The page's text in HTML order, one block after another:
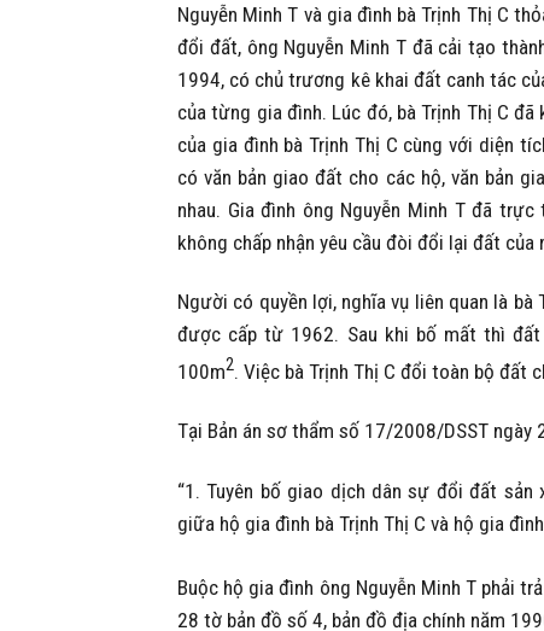
Nguyễn Minh T và gia đình bà Trịnh Thị C
đổi đất, ông Nguyễn Minh T đã cải tạo
1994, có chủ trương kê khai đất canh tác
của từng gia đình. Lúc đó, bà Trịnh Thị C
của gia đình bà Trịnh Thị C cùng với diện
có văn bản giao đất cho các hộ, văn bản
nhau. Gia đình ông Nguyễn Minh T đã
không chấp nhận yêu cầu đòi đổi lại đất của
Người có quyền lợi, nghĩa vụ liên quan là
được cấp từ 1962. Sau khi bố mất thì
100m2. Việc bà Trịnh Thị C đổi toàn bộ đất
Tại Bản án sơ thẩm số 17/2008/DSST ngày
“1. Tuyên bố giao dịch dân sự đổi đất
giữa hộ gia đình bà Trịnh Thị C và hộ gia
Buộc hộ gia đình ông Nguyễn Minh T phải
28 tờ bản đồ số 4, bản đồ địa chính năm